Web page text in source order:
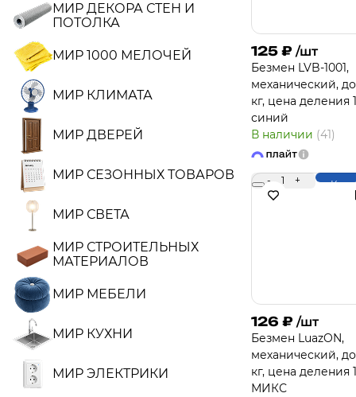
МИР ДЕКОРА СТЕН И
ПОТОЛКА
МИР 1000 МЕЛОЧЕЙ
МИР КЛИМАТА
МИР ДВЕРЕЙ
МИР СЕЗОННЫХ ТОВАРОВ
МИР СВЕТА
МИР СТРОИТЕЛЬНЫХ
МАТЕРИАЛОВ
МИР МЕБЕЛИ
МИР КУХНИ
МИР ЭЛЕКТРИКИ
125 ₽ /шт
Безмен LVB-1001,
механический, до
кг, цена деления
синий
В наличии (41)
- 1 +
126 ₽ /шт
Безмен LuazON,
механический, до
кг, цена деления
МИКС